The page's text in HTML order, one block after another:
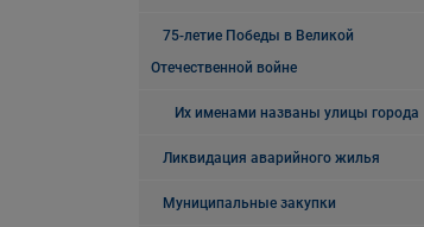
75-летие Победы в Великой
Отечественной войне
Их именами названы улицы города
Ликвидация аварийного жилья
Муниципальные закупки